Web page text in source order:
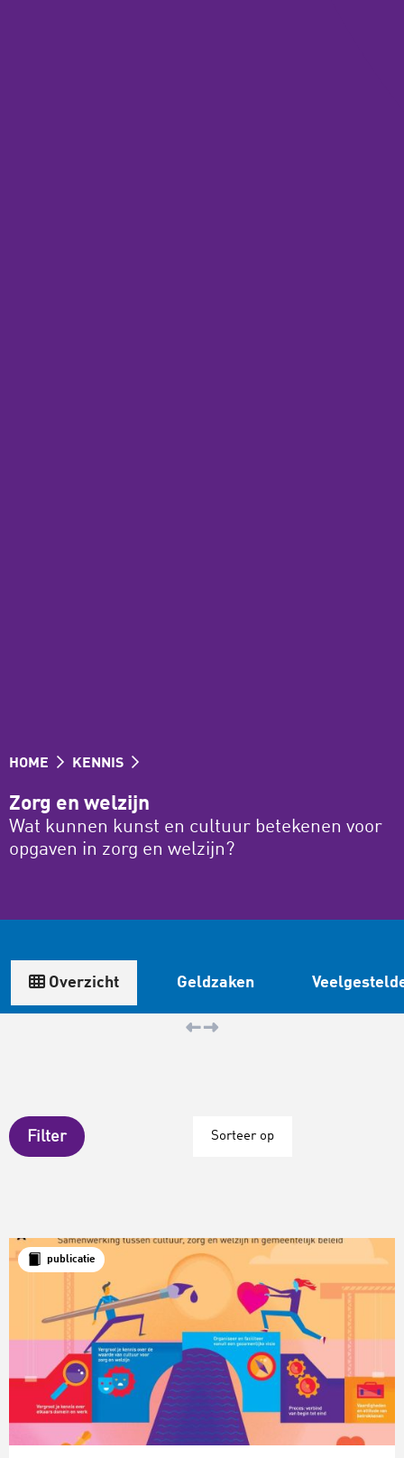
HOME KENNIS
Zorg en welzijn
Wat kunnen kunst en cultuur betekenen voor
opgaven in zorg en welzijn?
Overzicht Geldzaken
Filter Sorteer op
publicatie